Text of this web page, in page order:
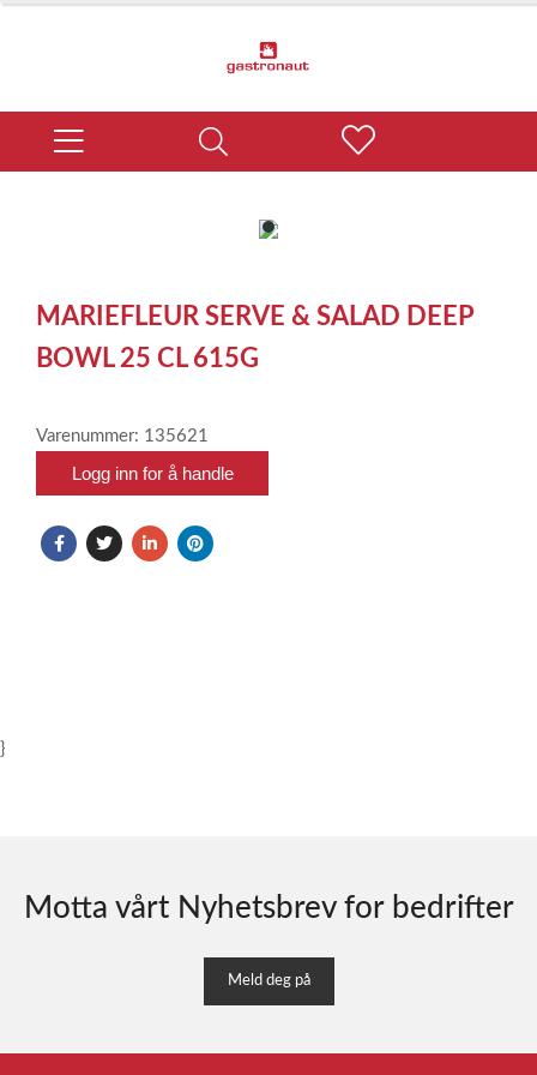
item
of
1
MARIEFLEUR SERVE & SALAD DEEP
BOWL 25 CL 615G
Varenummer: 135621
Logg inn for å handle
}
Motta vårt Nyhetsbrev for bedrifter
Meld deg på